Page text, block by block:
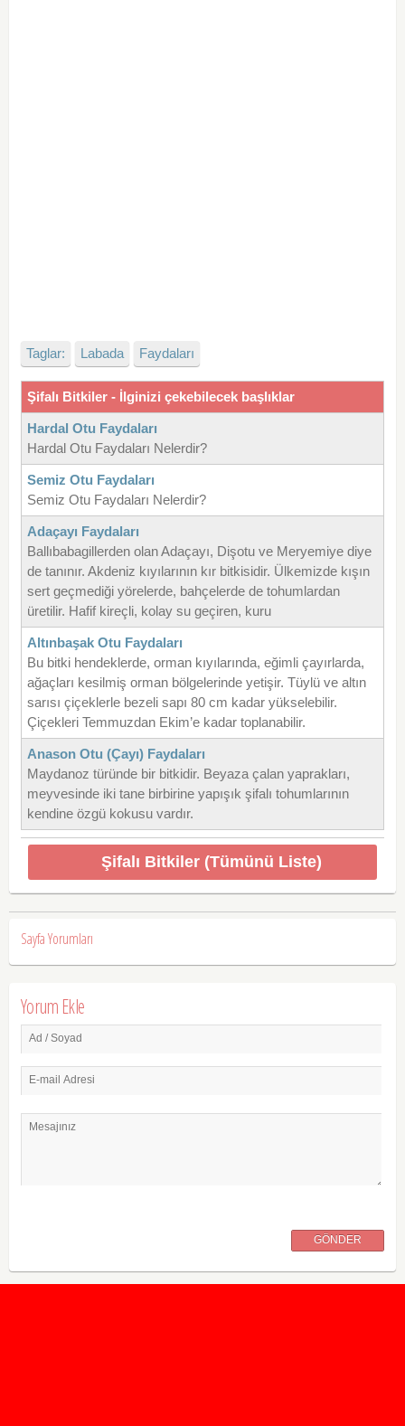
Taglar: Labada Faydaları
Şifalı Bitkiler - İlginizi çekebilecek başlıklar
Hardal Otu Faydaları
Hardal Otu Faydaları Nelerdir?
Semiz Otu Faydaları
Semiz Otu Faydaları Nelerdir?
Adaçayı Faydaları
Ballıbabagillerden olan Adaçayı, Dişotu ve Meryemiye diye
de tanınır. Akdeniz kıyılarının kır bitkisidir. Ülkemizde kışın
sert geçmediği yörelerde, bahçelerde de tohumlardan
üretilir. Hafif kireçli, kolay su geçiren, kuru
Altınbaşak Otu Faydaları
Bu bitki hendeklerde, orman kıyılarında, eğimli çayırlarda,
ağaçları kesilmiş orman bölgelerinde yetişir. Tüylü ve altın
sarısı çiçeklerle bezeli sapı 80 cm kadar yükselebilir.
Çiçekleri Temmuzdan Ekim’e kadar toplanabilir.
Anason Otu (Çayı) Faydaları
Maydanoz türünde bir bitkidir. Beyaza çalan yaprakları,
meyvesinde iki tane birbirine yapışık şifalı tohumlarının
kendine özgü kokusu vardır.
Şifalı Bitkiler (Tümünü Liste)
Sayfa Yorumları
Yorum Ekle
Ad / Soyad
E-mail Adresi
Mesajınız
GÖNDER